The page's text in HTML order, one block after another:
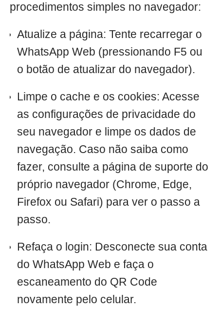
procedimentos simples no navegador:
Atualize a página: Tente recarregar o
WhatsApp Web (pressionando F5 ou
o botão de atualizar do navegador).
Limpe o cache e os cookies: Acesse
as configurações de privacidade do
seu navegador e limpe os dados de
navegação. Caso não saiba como
fazer, consulte a página de suporte do
próprio navegador (Chrome, Edge,
Firefox ou Safari) para ver o passo a
passo.
Refaça o login: Desconecte sua conta
do WhatsApp Web e faça o
escaneamento do QR Code
novamente pelo celular.